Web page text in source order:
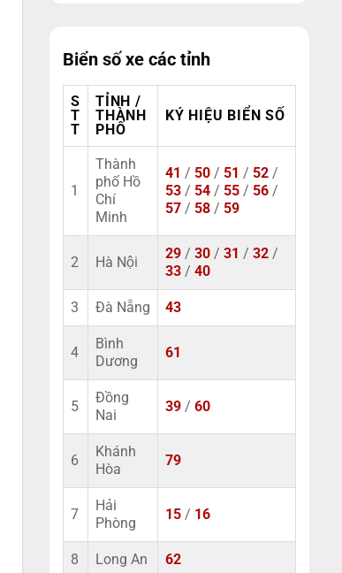
Biển số xe các tỉnh
S
T
T
TỈNH /
THÀNH
PHỐ
KÝ HIỆU BIỂN SỐ
1
Thành
phố Hồ
Chí
Minh
41 / 50 / 51 / 52 /
53 / 54 / 55 / 56 /
57 / 58 / 59
2 Hà Nội
29 / 30 / 31 / 32 /
33 / 40
3 Đà Nẵng 43
4
Bình
Dương
61
5
Đồng
Nai
39 / 60
6
Khánh
Hòa
79
7
Hải
Phòng
15 / 16
8 Long An 62